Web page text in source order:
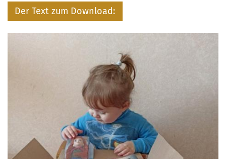
Der Text zum Download: